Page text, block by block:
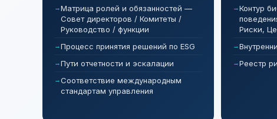
Матрица ролей и обязанностей —
Совет директоров / Комитеты /
Руководство / функции
Процесс принятия решений по ESG
Пути отчетности и эскалации
Соответствие международным
стандартам управления
Контур
Риски,
Реестр